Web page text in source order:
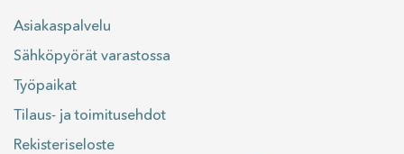
Asiakaspalvelu
Sähköpyörät varastossa
Työpaikat
Tilaus- ja toimitusehdot
Rekisteriseloste